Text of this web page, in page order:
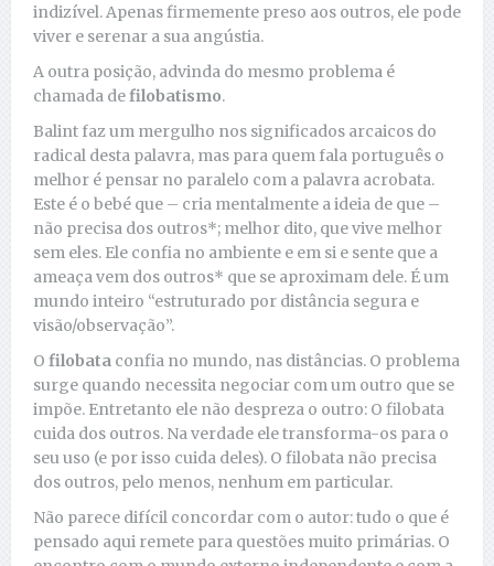
indizível. Apenas firmemente preso aos outros, ele pode
viver e serenar a sua angústia.
A outra posição, advinda do mesmo problema é
chamada defilobatismo.
Balint faz um mergulho nos significados arcaicos do
radical desta palavra, mas para quem fala português o
melhor é pensar no paralelo com a palavra acrobata.
Este é o bebé que – cria mentalmente a ideia de que –
não precisa dos outros*; melhor dito, que vive melhor
sem eles. Ele confia no ambiente e em si e sente que a
ameaça vem dos outros* que se aproximam dele. É um
mundo inteiro “estruturado por distância segura e
visão/observação”.
O filobata confia no mundo, nas distâncias. O problema
surge quando necessita negociar com um outro que se
impõe. Entretanto ele não despreza o outro: O filobata
cuida dos outros. Na verdade ele transforma-os para o
seu uso (e por isso cuida deles). O filobata não precisa
dos outros, pelo menos, nenhum em particular.
Não parece difícil concordar com o autor: tudo o que é
pensado aqui remete para questões muito primárias. O